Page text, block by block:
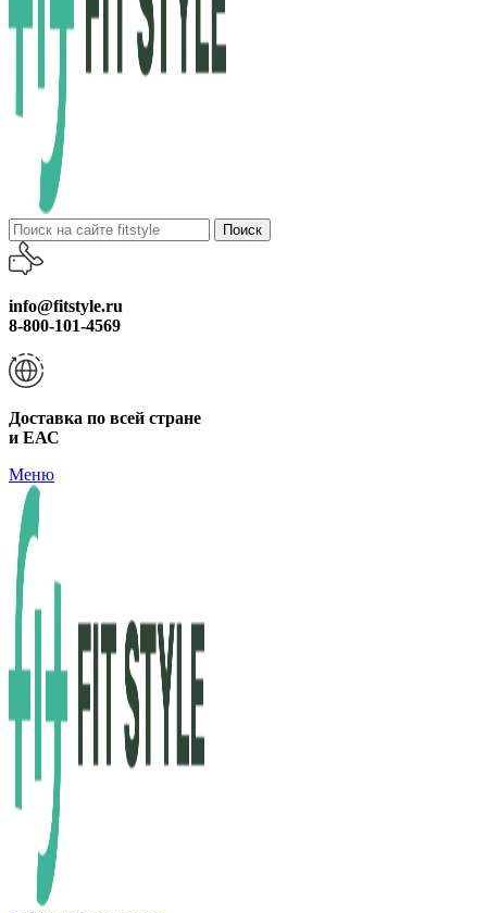
Поиск
info@fitstyle.ru
8-800-101-4569
Доставка по всей стране
и ЕАС
Меню